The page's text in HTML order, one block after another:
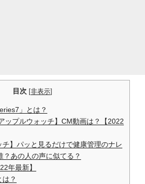
目次 [非表示]
」とは？
ップルウォッチ】CM動画は？【2022
チ】パッと見るだけで健康管理のナレ
？あの人の声に似てる？
年最新】
は？